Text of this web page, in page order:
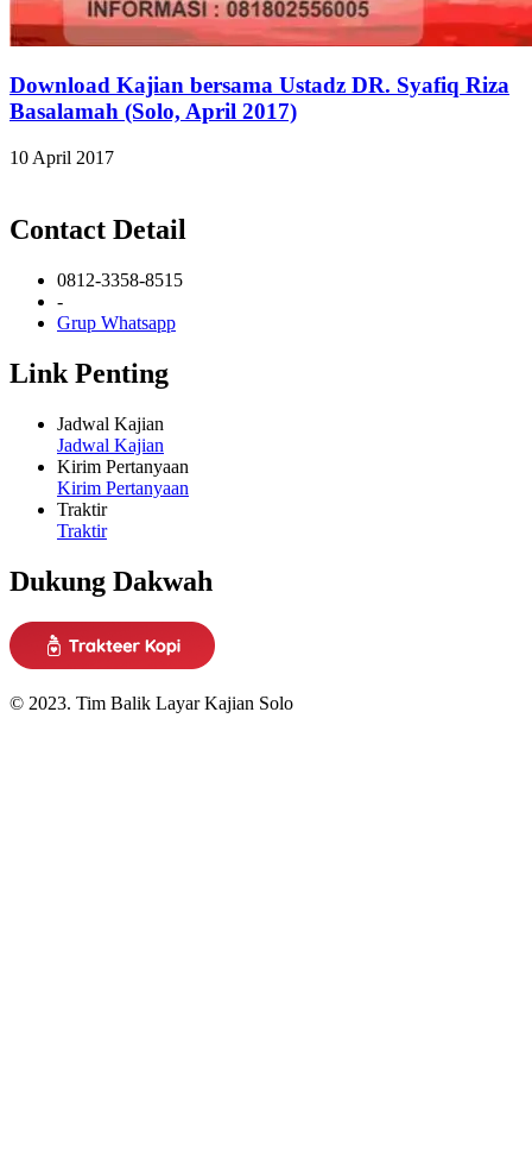
Download Kajian bersama Ustadz DR. Syafiq Riza
Basalamah (Solo, April 2017)
10 April 2017
Contact Detail
0812-3358-8515
-
Grup Whatsapp
Link Penting
Jadwal Kajian
Jadwal Kajian
Kirim Pertanyaan
Kirim Pertanyaan
Traktir
Traktir
Dukung Dakwah
© 2023. Tim Balik Layar Kajian Solo